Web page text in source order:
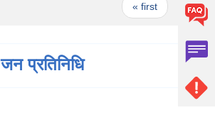
« first ‹ previous
जन प्रतिनिधि